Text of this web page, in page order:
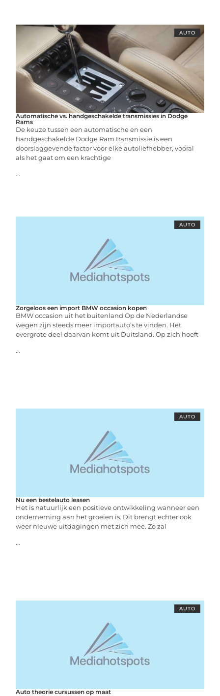
AUTO
Automatische vs. handgeschakelde transmissies in Dodge
Rams
De keuze tussen een automatische en een
handgeschakelde Dodge Ram transmissie is een
doorslaggevende factor voor elke autoliefhebber, vooral
als het gaat om een krachtige
...
AUTO
Zorgeloos een import BMW occasion kopen
BMW occasion uit het buitenland Op de Nederlandse
wegen zijn steeds meer importauto’s te vinden. Het
overgrote deel daarvan komt uit Duitsland. Op zich hoeft
...
AUTO
Nu een bestelauto leasen
Het is natuurlijk een positieve ontwikkeling wanneer een
onderneming aan het groeien is. Dit brengt echter ook
weer nieuwe uitdagingen met zich mee. Zo zal
...
AUTO
Auto theorie cursussen op maat